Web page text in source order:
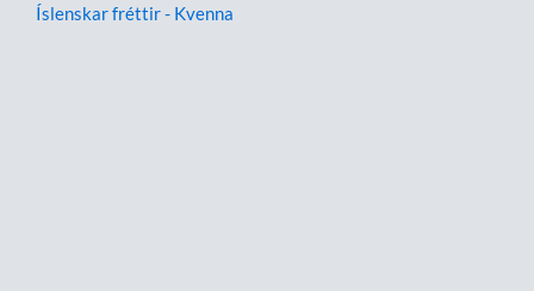
Íslenskar fréttir - Kvenna